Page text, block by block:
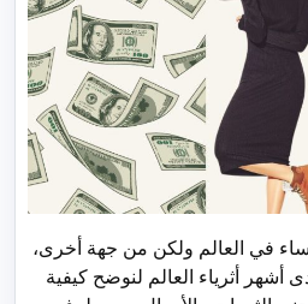
حديثنا حول أغنى 10 نساء في العالم ولكن من جهة أخرى،
أشهر أثرياء العالم لنوضح كيفية